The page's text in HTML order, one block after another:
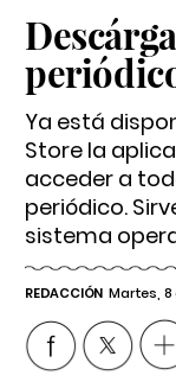
Ya está
Store la
acceder a
periódico.
sistema
REDACCIÓN Martes, 8